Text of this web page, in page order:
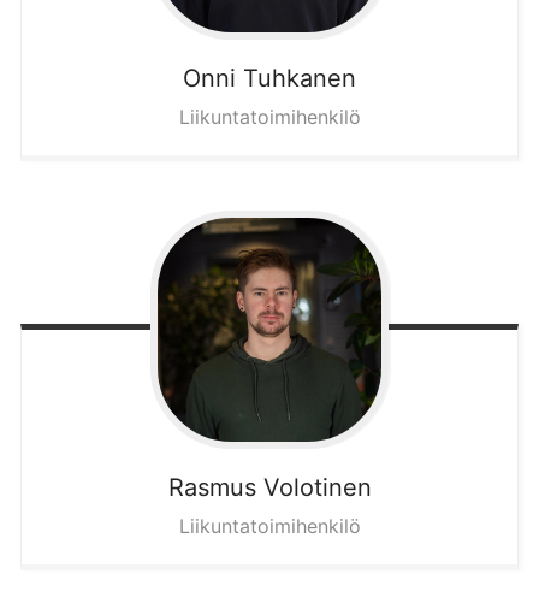
Onni Tuhkanen
Liikuntatoimihenkilö
Rasmus Volotinen
Liikuntatoimihenkilö